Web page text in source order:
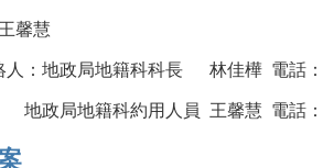
馨慧
人：地政局地籍科科長 林佳樺 電話
地籍科約用人員 王馨慧 電話：